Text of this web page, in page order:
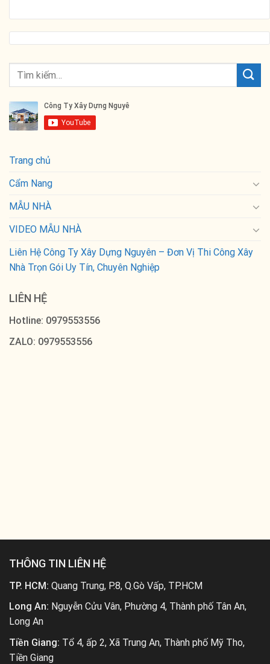
Trang chủ
Cẩm Nang
MẪU NHÀ
VIDEO MẪU NHÀ
Liên Hệ Công Ty Xây Dựng Nguyên – Đơn Vị Thi Công Xây
Nhà Trọn Gói Uy Tín, Chuyên Nghiệp
LIÊN HỆ
Hotline: 0979553556
ZALO: 0979553556
THÔNG TIN LIÊN HỆ
TP. HCM: Quang Trung, P.8, Q.Gò Vấp, TP.HCM
Long An: Nguyễn Cửu Vân, Phường 4, Thành phố Tân An,
Long An
Tiền Giang: Tổ 4, ấp 2, Xã Trung An, Thành phố Mỹ Tho,
Tiền Giang